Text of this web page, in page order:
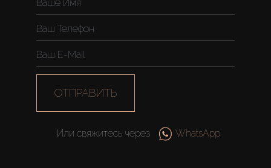
ОТПРАВИТЬ
Или свяжитесь через WhatsApp